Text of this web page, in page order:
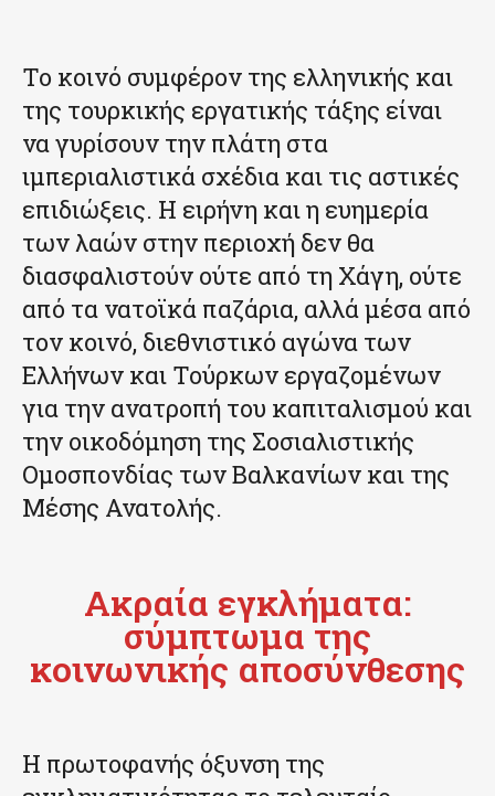
Το κοινό συμφέρον της ελληνικής και
της τουρκικής εργατικής τάξης είναι
να γυρίσουν την πλάτη στα
ιμπεριαλιστικά σχέδια και τις αστικές
επιδιώξεις. Η ειρήνη και η ευημερία
των λαών στην περιοχή δεν θα
διασφαλιστούν ούτε από τη Χάγη, ούτε
από τα νατοϊκά παζάρια, αλλά μέσα από
τον κοινό, διεθνιστικό αγώνα των
Ελλήνων και Τούρκων εργαζομένων
για την ανατροπή του καπιταλισμού και
την οικοδόμηση της Σοσιαλιστικής
Ομοσπονδίας των Βαλκανίων και της
Μέσης Ανατολής.
Ακραία εγκλήματα:
σύμπτωμα της
κοινωνικής αποσύνθεσης
Η πρωτοφανής όξυνση της